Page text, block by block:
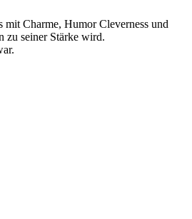
Charme, Humor Cleverness und
zu seiner Stärke wird.